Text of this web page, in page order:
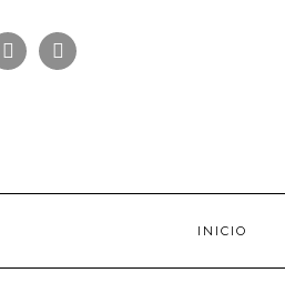
INSTAGRAM
INICIO